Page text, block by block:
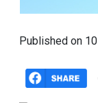
Published on